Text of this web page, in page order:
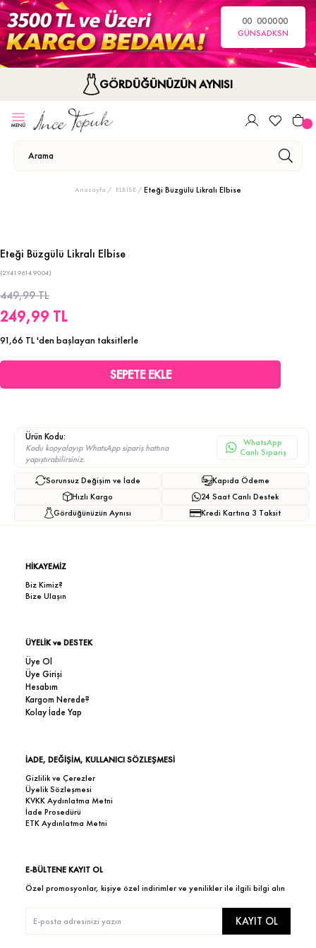
00
GÜN
00
SA
00
DK
00
SN
GÖRDÜĞÜNÜZÜN AYNISI
Anasayfa ELBİSE Eteği Büzgülü Likralı Elbise
Eteği Büzgülü Likralı Elbise
(2Y4196149004)
449,99 TL
249,99 TL
91,66 TL'den başlayan taksitlerle
Ürün Kodu:
Kodu kopyalayıp WhatsApp sipariş hattına
yapıştırabilirsiniz.
WhatsApp
Canlı Sipariş
Sorunsuz Değişim ve İade
Hızlı Kargo
Gördüğünüzün Aynısı
Kapıda Ödeme
24 Saat Canlı Destek
Kredi Kartına 3 Taksit
HİKAYEMİZ
Biz Kimiz?
Bize Ulaşın
ÜYELİK ve DESTEK
Üye Ol
Üye Girişi
Hesabım
Kargom Nerede?
Kolay İade Yap
İADE, DEĞİŞİM, KULLANICI SÖZLEŞMESİ
Gizlilik ve Çerezler
Üyelik Sözleşmesi
KVKK Aydınlatma Metni
İade Prosedürü
ETK Aydınlatma Metni
E-BÜLTENE KAYIT OL
Özel promosyonlar, kişiye özel indirimler ve yenilikler ile ilgili bilgi alın
KAYIT OL